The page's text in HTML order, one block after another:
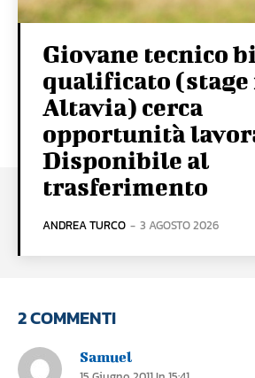
Giovane tecnico
qualificato (stage
Altavia) cerca
opportunità
Disponibile al
trasferimento
ANDREA TURCO - 3 AGOSTO 2026
2 COMMENTI
Samuel